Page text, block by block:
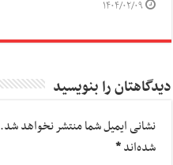
۱۴۰۴/۰۲/۰۹
دیدگاهتان را بنویسید
نشانی ایمیل شما منتشر نخواهد شد.
شده‌اند*